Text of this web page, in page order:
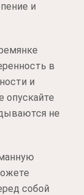
и
в
и
опускайте
не
собой